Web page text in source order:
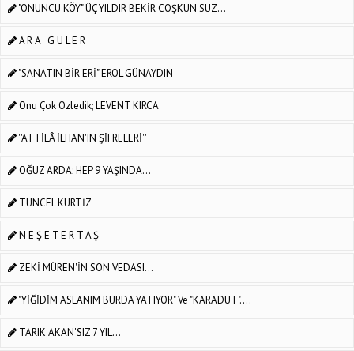
"ONUNCU KÖY" ÜÇ YILDIR BEKİR COŞKUN'SUZ...
A R A G Ü L E R
"SANATIN BİR ERİ" EROL GÜNAYDIN
Onu Çok Özledik; LEVENT KIRCA
''ATTİLÂ İLHAN'IN ŞİFRELERİ''
OĞUZ ARDA; HEP 9 YAŞINDA...
TUNCEL KURTİZ
N E Ş E T E R T A Ş
ZEKİ MÜREN'İN SON VEDASI...
"YİĞİDİM ASLANIM BURDA YATIYOR" Ve "KARADUT"....
TARIK AKAN'SIZ 7 YIL...